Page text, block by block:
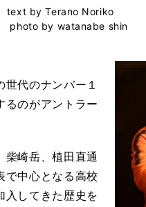
text by Terano Noriko
photo by watanabe shin
世代のナンバー１
るのがアントラー
崎岳、植田直通
で中心となる高校
入してきた歴史を